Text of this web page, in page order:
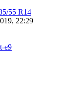
55 R14
22:29
e9